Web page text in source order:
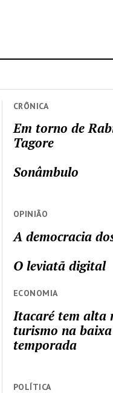
CRÔNICA
Em torno de
Tagore
Sonâmbulo
OPINIÃO
A democracia
O leviatã digital
ECONOMIA
Itacaré tem alta
turismo na baixa
temporada
POLÍTICA